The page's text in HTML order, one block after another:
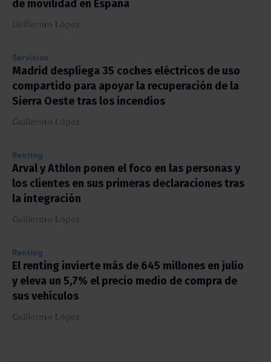
de movilidad en España
Guillermo López
Servicios
Madrid despliega 35 coches eléctricos de uso
compartido para apoyar la recuperación de la
Sierra Oeste tras los incendios
Guillermo López
Renting
Arval y Athlon ponen el foco en las personas y
los clientes en sus primeras declaraciones tras
la integración
Guillermo López
Renting
El renting invierte más de 645 millones en julio
y eleva un 5,7% el precio medio de compra de
sus vehículos
Guillermo López